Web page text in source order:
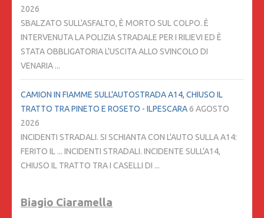
2026
SBALZATO SULL'ASFALTO, È MORTO SUL COLPO. È
INTERVENUTA LA POLIZIA STRADALE PER I RILIEVI ED È
STATA OBBLIGATORIA L'USCITA ALLO SVINCOLO DI
VENARIA ...
CAMION IN FIAMME SULL'AUTOSTRADA A14, CHIUSO IL
TRATTO TRA PINETO E ROSETO - ILPESCARA6 AGOSTO
2026
INCIDENTI STRADALI. SI SCHIANTA CON L'AUTO SULLA A14:
FERITO IL ... INCIDENTI STRADALI. INCIDENTE SULL'A14,
CHIUSO IL TRATTO TRA I CASELLI DI ...
Biagio Ciaramella